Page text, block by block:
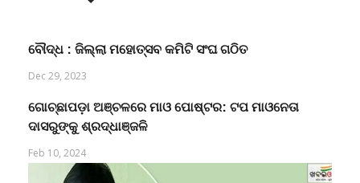
ବୌଦ୍ଧ : ଜିଲ୍ଲା ମହୋତ୍ସବ କମିଟି ସଂଘ ଗଠିତ
Dec 29, 2023
ଗୋଚ୍ଛାପଡ଼ା ଅଞ୍ଚଳରେ ମାଓ ପୋଷ୍ଟର: ଟପ ମାଓନେତା
ଦାସରୁଙ୍କୁ ଶ୍ରଦ୍ଧାଞ୍ଜଳି
Feb 10, 2024